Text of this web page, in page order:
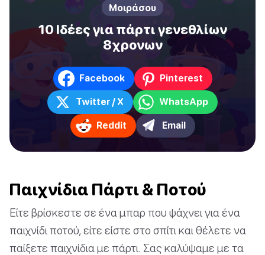
Μοιράσου
10 Ιδέες για πάρτι γενεθλίων
8χρονων
Facebook Pinterest
Twitter / X WhatsApp
Reddit Email
Παιχνίδια Πάρτι & Ποτού
Είτε βρίσκεστε σε ένα μπαρ που ψάχνει για ένα
παιχνίδι ποτού, είτε είστε στο σπίτι και θέλετε να
παίξετε παιχνίδια με πάρτι. Σας καλύψαμε με τα